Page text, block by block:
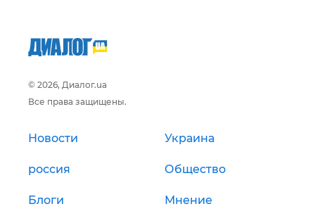
© 2026, Диалог.ua
Все права защищены.
Новости Украина
россия Общество
Блоги Мнение